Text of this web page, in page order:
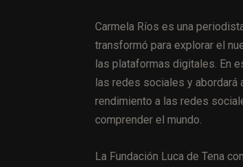
Carmela Ríos es una
transformó para explorar el
las plataformas digitales. En
las redes sociales y abordará
rendimiento a las redes
comprender el mundo.
La Fundación Luca de Tena